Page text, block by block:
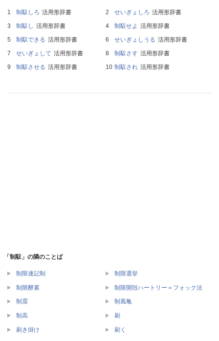
制馭しろ 活用形辞書 せいぎょしろ 活用形辞書
制馭し 活用形辞書 制馭せよ 活用形辞書
制馭できる 活用形辞書 せいぎょしうる 活用形辞書
せいぎょして 活用形辞書 制馭さす 活用形辞書
制馭させる 活用形辞書 制馭され 活用形辞書
「制馭」の隣のことば
制限連記制 制限選挙
制限酵素 制限開殻ハートリー＝フォック法
制震 制風亀
制高 刷
刷き掛け 刷く